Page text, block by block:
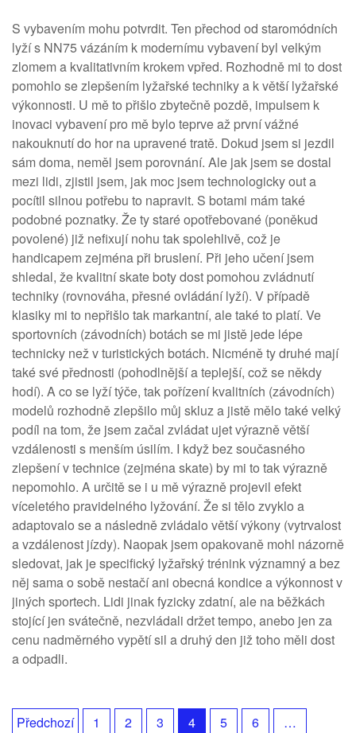
S vybavením mohu potvrdit. Ten přechod od staromódních
lyží s NN75 vázáním k modernímu vybavení byl velkým
zlomem a kvalitativním krokem vpřed. Rozhodně mi to dost
pomohlo se zlepšením lyžařské techniky a k větší lyžařské
výkonnosti. U mě to přišlo zbytečně pozdě, impulsem k
inovaci vybavení pro mě bylo teprve až první vážné
nakouknutí do hor na upravené tratě. Dokud jsem si jezdil
sám doma, neměl jsem porovnání. Ale jak jsem se dostal
mezi lidi, zjistil jsem, jak moc jsem technologicky out a
pocítil silnou potřebu to napravit. S botami mám také
podobné poznatky. Že ty staré opotřebované (poněkud
povolené) již nefixují nohu tak spolehlivě, což je
handicapem zejména při bruslení. Při jeho učení jsem
shledal, že kvalitní skate boty dost pomohou zvládnutí
techniky (rovnováha, přesné ovládání lyží). V případě
klasiky mi to nepřišlo tak markantní, ale také to platí. Ve
sportovních (závodních) botách se mi jistě jede lépe
technicky než v turistických botách. Nicméně ty druhé mají
také své přednosti (pohodlnější a teplejší, což se někdy
hodí). A co se lyží týče, tak pořízení kvalitních (závodních)
modelů rozhodně zlepšilo můj skluz a jistě mělo také velký
podíl na tom, že jsem začal zvládat ujet výrazně větší
vzdálenosti s menším úsilím. I když bez současného
zlepšení v technice (zejména skate) by mi to tak výrazně
nepomohlo. A určitě se i u mě výrazně projevil efekt
víceletého pravidelného lyžování. Že si tělo zvyklo a
adaptovalo se a následně zvládalo větší výkony (vytrvalost
a vzdálenost jízdy). Naopak jsem opakovaně mohl názorně
sledovat, jak je specifický lyžařský trénink významný a bez
něj sama o sobě nestačí ani obecná kondice a výkonnost v
jiných sportech. Lidi jinak fyzicky zdatní, ale na běžkách
stojící jen svátečně, nezvládali držet tempo, anebo jen za
cenu nadměrného vypětí sil a druhý den již toho měli dost
a odpadli.
Předchozí 1 2 3 4 5 6
…